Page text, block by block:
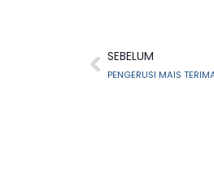
SEBELUM
PENGERUSI MAIS